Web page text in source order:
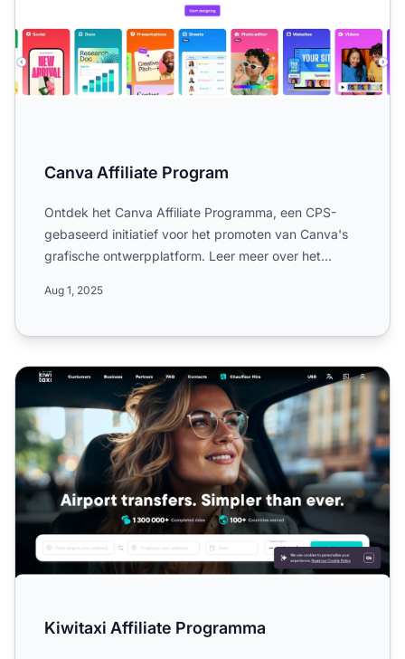
Canva Affiliate Program
Ontdek het Canva Affiliate Programma, een CPS-
gebaseerd initiatief voor het promoten van Canva's
grafische ontwerpplatform. Leer meer over het
Aug 1, 2025
Kiwitaxi Affiliate Programma
Kiwitaxi Affiliate Programma